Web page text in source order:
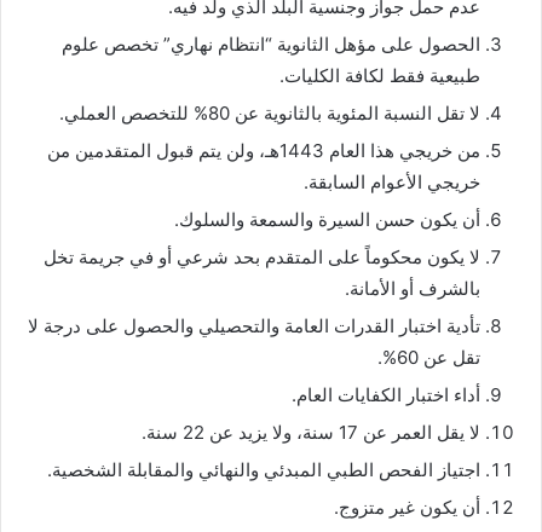
عدم حمل جواز وجنسية البلد الذي ولد فيه.
الحصول على مؤهل الثانوية “انتظام نهاري” تخصص علوم
طبيعية فقط لكافة الكليات.
لا تقل النسبة المئوية بالثانوية عن 80% للتخصص العملي.
من خريجي هذا العام 1443هـ، ولن يتم قبول المتقدمين من
خريجي الأعوام السابقة.
أن يكون حسن السيرة والسمعة والسلوك.
لا يكون محكوماً على المتقدم بحد شرعي أو في جريمة تخل
بالشرف أو الأمانة.
تأدية اختبار القدرات العامة والتحصيلي والحصول على درجة لا
تقل عن 60%.
أداء اختبار الكفايات العام.
لا يقل العمر عن 17 سنة، ولا يزيد عن 22 سنة.
اجتياز الفحص الطبي المبدئي والنهائي والمقابلة الشخصية.
أن يكون غير متزوج.